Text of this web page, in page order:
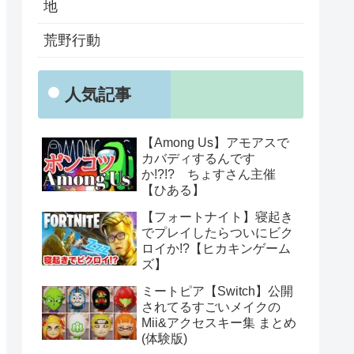
地
荒野行動
人気記事
【Among Us】アモアスで
カバディするんです
か!?!? ちょすさん主催
【ひある】
【フォートナイト】寝起き
でプレイしたらついにビク
ロイか!?【ヒカキンゲーム
ズ】
ミートピア【Switch】公開
されてるすごいメイクの
Mii&アクセスキー集 まとめ
(体験版)